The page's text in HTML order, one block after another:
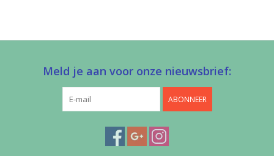
Meld je aan voor onze nieuwsbrief:
ABONNEER